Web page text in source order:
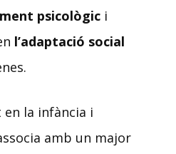
psicològic i
l’adaptació social
en la infància i
amb un major